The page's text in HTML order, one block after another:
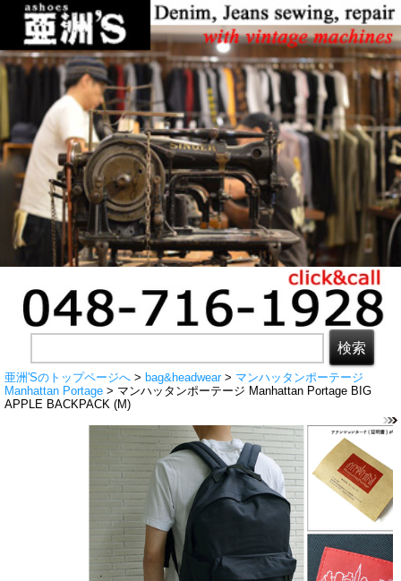
亜洲'Sのトップページへ > bag&headwear> マンハッタンポーテージ
Manhattan Portage > マンハッタンポーテージ Manhattan Portage BIG
APPLE BACKPACK (M)